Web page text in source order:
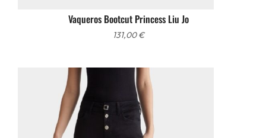
Vaqueros Bootcut Princess Liu Jo
131,00€